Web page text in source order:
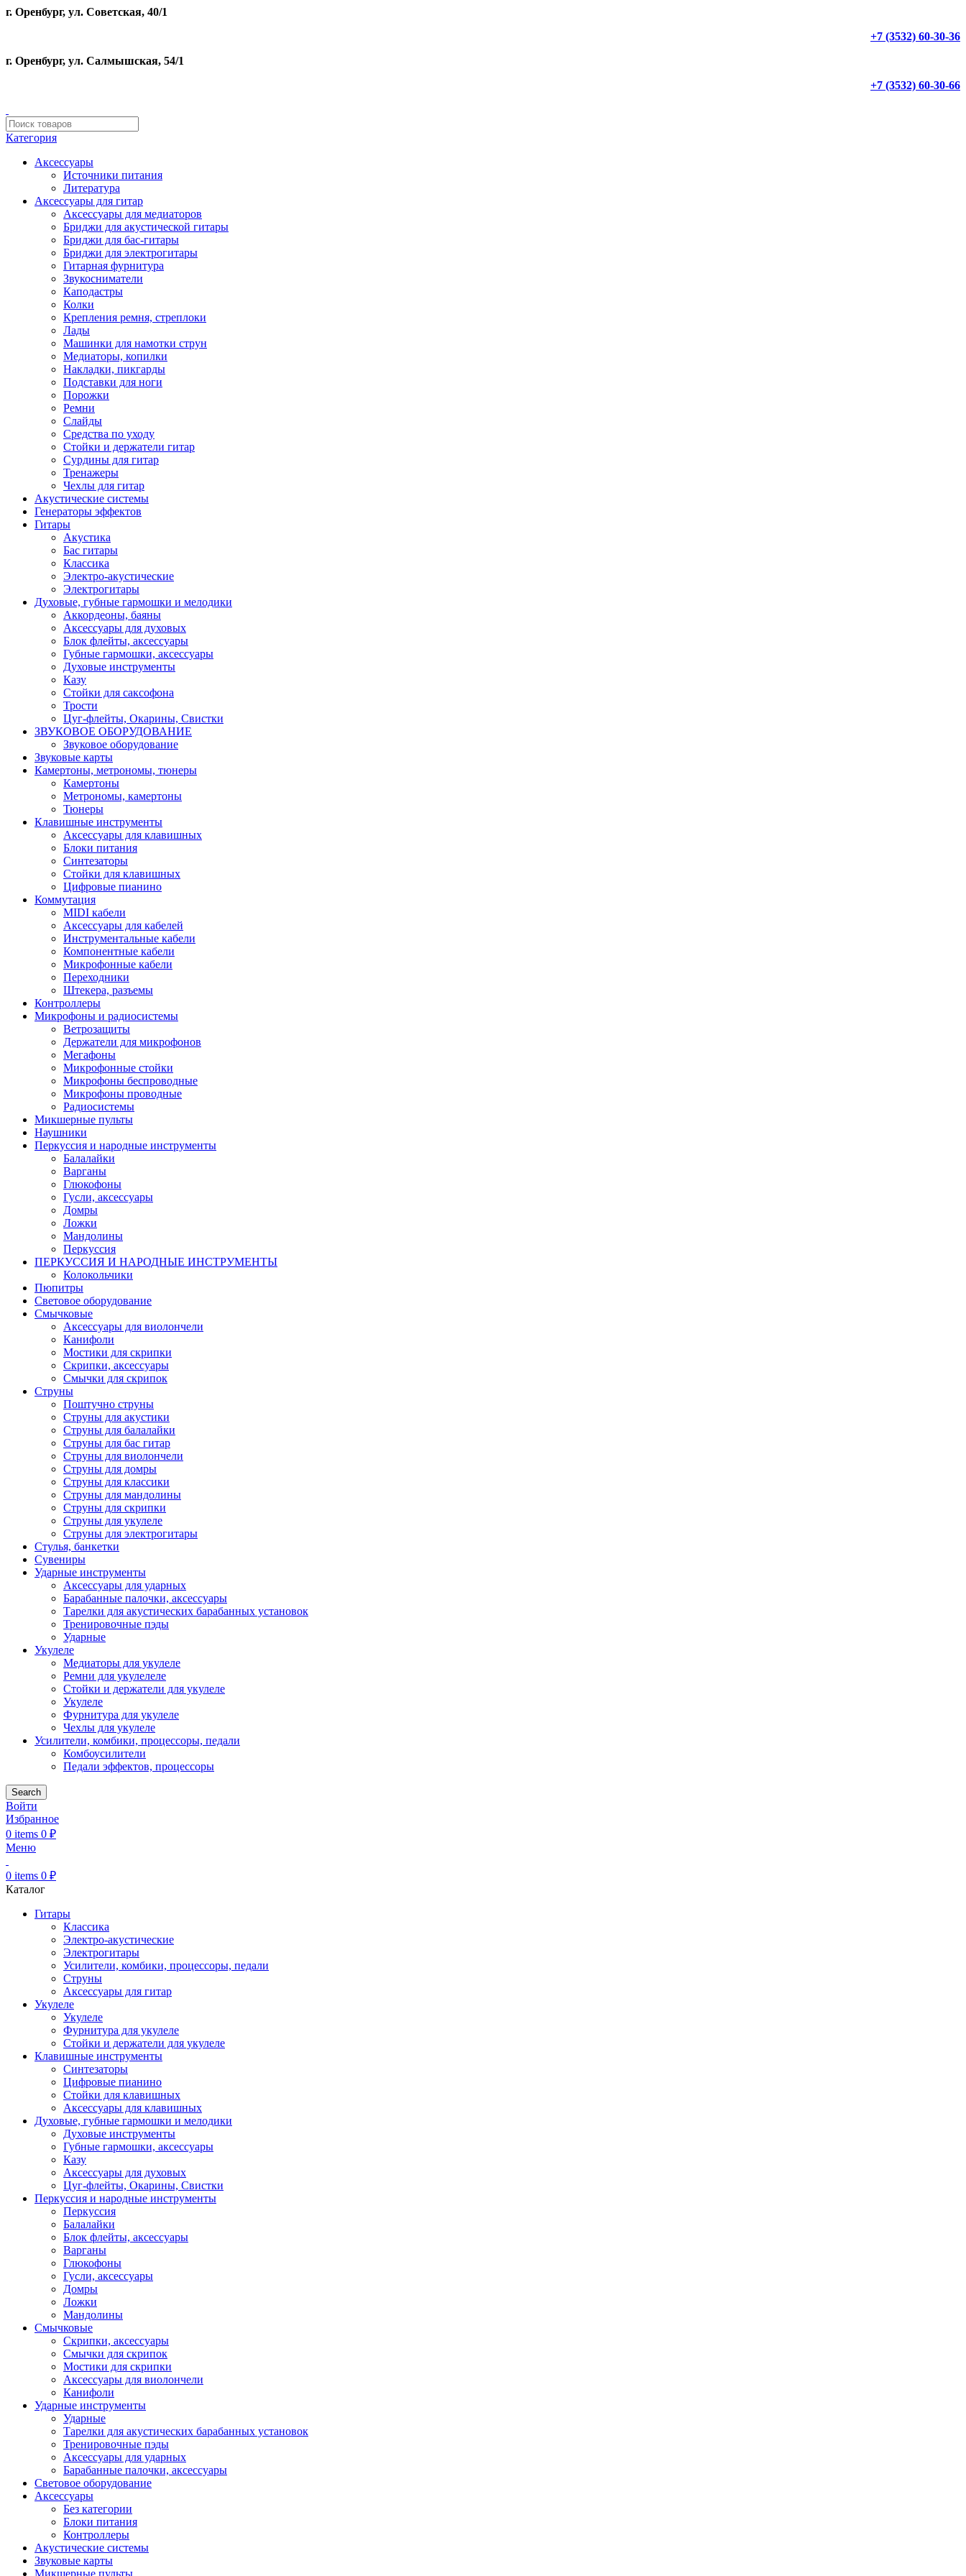
г. Оренбург, ул. Советская, 40/1
+7 (3532) 60-30-36
г. Оренбург, ул. Салмышская, 54/1
+7 (3532) 60-30-66
Категория
Аксессуары
Источники питания
Литература
Аксессуары для гитар
Аксессуары для медиаторов
Бриджи для акустической гитары
Бриджи для бас-гитары
Бриджи для электрогитары
Гитарная фурнитура
Звукосниматели
Каподастры
Колки
Крепления ремня, стреплоки
Лады
Машинки для намотки струн
Медиаторы, копилки
Накладки, пикгарды
Подставки для ноги
Порожки
Ремни
Слайды
Средства по уходу
Стойки и держатели гитар
Сурдины для гитар
Тренажеры
Чехлы для гитар
Акустические системы
Генераторы эффектов
Гитары
Акустика
Бас гитары
Классика
Электро-акустические
Электрогитары
Духовые, губные гармошки и мелодики
Аккордеоны, баяны
Аксессуары для духовых
Блок флейты, аксессуары
Губные гармошки, аксессуары
Духовые инструменты
Казу
Стойки для саксофона
Трости
Цуг-флейты, Окарины, Свистки
ЗВУКОВОЕ ОБОРУДОВАНИЕ
Звуковое оборудование
Звуковые карты
Камертоны, метрономы, тюнеры
Камертоны
Метрономы, камертоны
Тюнеры
Клавишные инструменты
Аксессуары для клавишных
Блоки питания
Синтезаторы
Стойки для клавишных
Цифровые пианино
Коммутация
MIDI кабели
Аксессуары для кабелей
Инструментальные кабели
Компонентные кабели
Микрофонные кабели
Переходники
Штекера, разъемы
Контроллеры
Микрофоны и радиосистемы
Ветрозащиты
Держатели для микрофонов
Мегафоны
Микрофонные стойки
Микрофоны беспроводные
Микрофоны проводные
Радиосистемы
Микшерные пульты
Наушники
Перкуссия и народные инструменты
Балалайки
Варганы
Глюкофоны
Гусли, аксессуары
Домры
Ложки
Мандолины
Перкуссия
ПЕРКУССИЯ И НАРОДНЫЕ ИНСТРУМЕНТЫ
Колокольчики
Пюпитры
Световое оборудование
Смычковые
Аксессуары для виолончели
Канифоли
Мостики для скрипки
Скрипки, аксессуары
Смычки для скрипок
Струны
Поштучно струны
Струны для акустики
Струны для балалайки
Струны для бас гитар
Струны для виолончели
Струны для домры
Струны для классики
Струны для мандолины
Струны для скрипки
Струны для укулеле
Струны для электрогитары
Стулья, банкетки
Сувениры
Ударные инструменты
Аксессуары для ударных
Барабанные палочки, аксессуары
Тарелки для акустических барабанных установок
Тренировочные пэды
Ударные
Укулеле
Медиаторы для укулеле
Ремни для укулелеле
Стойки и держатели для укулеле
Укулеле
Фурнитура для укулеле
Чехлы для укулеле
Усилители, комбики, процессоры, педали
Комбоусилители
Педали эффектов, процессоры
Search
Войти
Избранное
0 items 0 ₽
Меню
0 items 0 ₽
Каталог
Гитары
Классика
Электро-акустические
Электрогитары
Усилители, комбики, процессоры, педали
Струны
Аксессуары для гитар
Укулеле
Укулеле
Фурнитура для укулеле
Стойки и держатели для укулеле
Клавишные инструменты
Синтезаторы
Цифровые пианино
Стойки для клавишных
Аксессуары для клавишных
Духовые, губные гармошки и мелодики
Духовые инструменты
Губные гармошки, аксессуары
Казу
Аксессуары для духовых
Цуг-флейты, Окарины, Свистки
Перкуссия и народные инструменты
Перкуссия
Балалайки
Блок флейты, аксессуары
Варганы
Глюкофоны
Гусли, аксессуары
Домры
Ложки
Мандолины
Смычковые
Скрипки, аксессуары
Смычки для скрипок
Мостики для скрипки
Аксессуары для виолончели
Канифоли
Ударные инструменты
Ударные
Тарелки для акустических барабанных установок
Тренировочные пэды
Аксессуары для ударных
Барабанные палочки, аксессуары
Световое оборудование
Аксессуары
Без категории
Блоки питания
Контроллеры
Акустические системы
Звуковые карты
Микшерные пульты